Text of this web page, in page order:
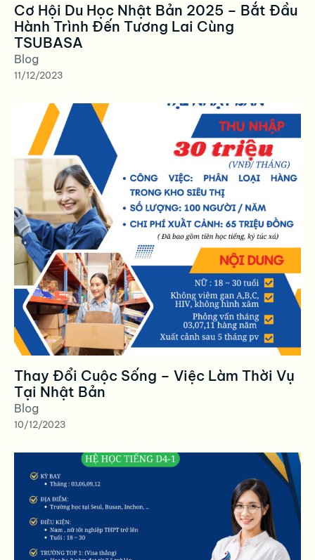
Cơ Hội Du Học Nhật Bản 2025 – Bắt Đầu
Hành Trình Đến Tương Lai Cùng
TSUBASA
Blog
11/12/2023
Thay Đổi Cuộc Sống – Việc Làm Thời Vụ
Tại Nhật Bản
Blog
10/12/2023